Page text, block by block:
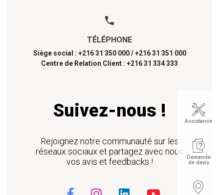
TÉLÉPHONE
Siège social : +216 31 350 000 / +216 31 351 000
Centre de Relation Client : +216 31 334 333
Suivez-nous !
Rejoignez notre communauté sur les
réseaux sociaux et partagez avec nous
vos avis et feedbacks !
Assistance
Demande
de devis